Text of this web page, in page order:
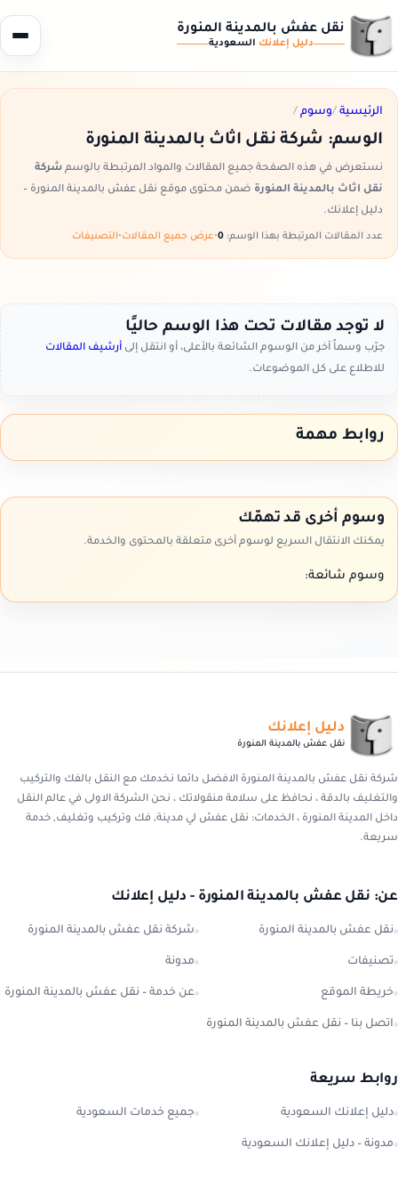
نقل عفش بالمدينة المنورة
دليل إعلانك السعودية
الرئيسية /وسوم /
الوسم: شركة نقل اثاث بالمدينة المنورة
نستعرض في هذه الصفحة جميع المقالات والمواد المرتبطة بالوسم شركة
نقل اثاث بالمدينة المنورة ضمن محتوى موقع نقل عفش بالمدينة المنورة –
دليل إعلانك.
عدد المقالات المرتبطة بهذا الوسم: •عرض جميع المقالات•التصنيفات
لا توجد مقالات تحت هذا الوسم حاليًا
جرّب وسماً آخر من الوسوم الشائعة بالأعلى، أو انتقل إلى أرشيف المقالات
للاطلاع على كل الموضوعات.
روابط مهمة
وسوم أخرى قد تهمّك
يمكنك الانتقال السريع لوسوم أخرى متعلقة بالمحتوى والخدمة.
وسوم شائعة:
دليل إعلانك
نقل عفش بالمدينة المنورة
شركة نقل عفش بالمدينة المنورة الافضل دائما نخدمك مع النقل بالفك والتركيب
والتغليف بالدقة ، نحافظ على سلامة منقولاتك ، نحن الشركة الاولى في عالم النقل
داخل المدينة المنورة ، الخدمات: نقل عفش لي مدينة, فك وتركيب وتغليف, خدمة
سريعة.
عن: نقل عفش بالمدينة المنورة - دليل إعلانك
نقل عفش بالمدينة المنورة شركة نقل عفش بالمدينة المنورة
تصنيفات مدونة
خريطة الموقع عن خدمة – نقل عفش بالمدينة المنورة
اتصل بنا – نقل عفش بالمدينة المنورة
روابط سريعة
دليل إعلانك السعودية جميع خدمات السعودية
مدونة – دليل إعلانك السعودية